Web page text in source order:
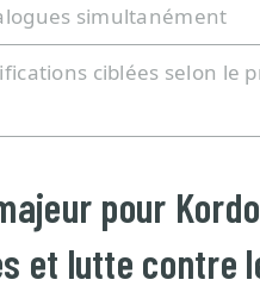
simultanément
ciblées selon le
pour
et lutte contre